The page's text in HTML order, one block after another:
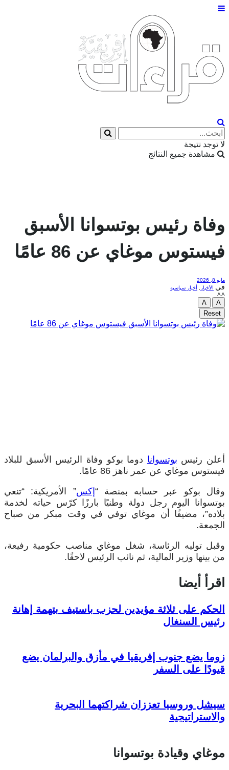
لا توجد نتيجة
مشاهدة جميع النتائج
وفاة رئيس بوتسوانا الأسبق
فيستوس موغاي عن 86 عامًا
مايو 8, 2026
في الأخبار
أخبار سياسية
AA
A
A
Reset
أعلن رئيس بوتسوانا دوما بوكو وفاة الرئيس الأسبق للبلاد
فيستوس موغاي عن عمر ناهز 86 عامًا.
وقال بوكو عبر حسابه بمنصة “إكس” الأمريكية: “تنعي
بوتسوانا اليوم رجل دولة وطنيًا بارزًا كرّس حياته لخدمة
بلاده”، مضيفًا أن موغاي توفي في وقت مبكر من صباح
الجمعة.
وقبل توليه الرئاسة، شغل موغاي مناصب حكومية رفيعة،
من بينها وزير المالية، ثم نائب الرئيس لاحقًا.
اقرأ أيضا
الحكم على ثلاثة مؤيدين لحزب باستيف بتهمة إهانة
رئيس السنغال
زوما يضع جنوب إفريقيا في مأزق والبرلمان يضع
قيودًا على السفر
سيشل وروسيا تعززان شراكتهما البحرية
والاستراتيجية
موغاي وقيادة بوتسوانا